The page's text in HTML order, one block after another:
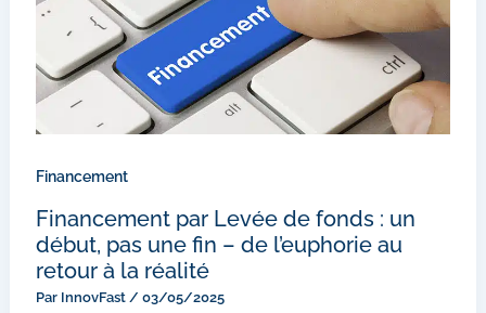
Financement
Financement par Levée de fonds : un
début, pas une fin – de l’euphorie au
retour à la réalité
Par InnovFast / 03/05/2025